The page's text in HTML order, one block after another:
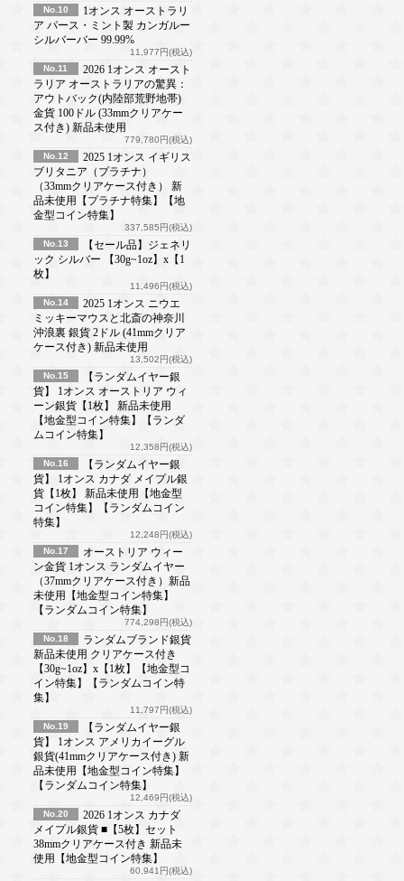
No.10
1オンス オーストラリ
ア パース・ミント製 カンガルー
シルバーバー 99.99%
11,977円(税込)
No.11
2026 1オンス オースト
ラリア オーストラリアの驚異：
アウトバック(内陸部荒野地帯)
金貨 100ドル (33mmクリアケー
ス付き) 新品未使用
779,780円(税込)
No.12
2025 1オンス イギリス
ブリタニア（プラチナ）
（33mmクリアケース付き） 新
品未使用【プラチナ特集】【地
金型コイン特集】
337,585円(税込)
No.13
【セール品】ジェネリ
ック シルバー 【30g~1oz】x【1
枚】
11,496円(税込)
No.14
2025 1オンス ニウエ
ミッキーマウスと北斎の神奈川
沖浪裏 銀貨 2ドル (41mmクリア
ケース付き) 新品未使用
13,502円(税込)
No.15
【ランダムイヤー銀
貨】 1オンス オーストリア ウィ
ーン銀貨【1枚】 新品未使用
【地金型コイン特集】【ランダ
ムコイン特集】
12,358円(税込)
No.16
【ランダムイヤー銀
貨】 1オンス カナダ メイプル銀
貨【1枚】 新品未使用【地金型
コイン特集】【ランダムコイン
特集】
12,248円(税込)
No.17
オーストリア ウィー
ン金貨 1オンス ランダムイヤー
（37mmクリアケース付き）新品
未使用【地金型コイン特集】
【ランダムコイン特集】
774,298円(税込)
No.18
ランダムブランド銀貨
新品未使用 クリアケース付き
【30g~1oz】x【1枚】【地金型コ
イン特集】【ランダムコイン特
集】
11,797円(税込)
No.19
【ランダムイヤー銀
貨】 1オンス アメリカイーグル
銀貨(41mmクリアケース付き) 新
品未使用【地金型コイン特集】
【ランダムコイン特集】
12,469円(税込)
No.20
2026 1オンス カナダ
メイプル銀貨 ■【5枚】セット
38mmクリアケース付き 新品未
使用【地金型コイン特集】
60,941円(税込)